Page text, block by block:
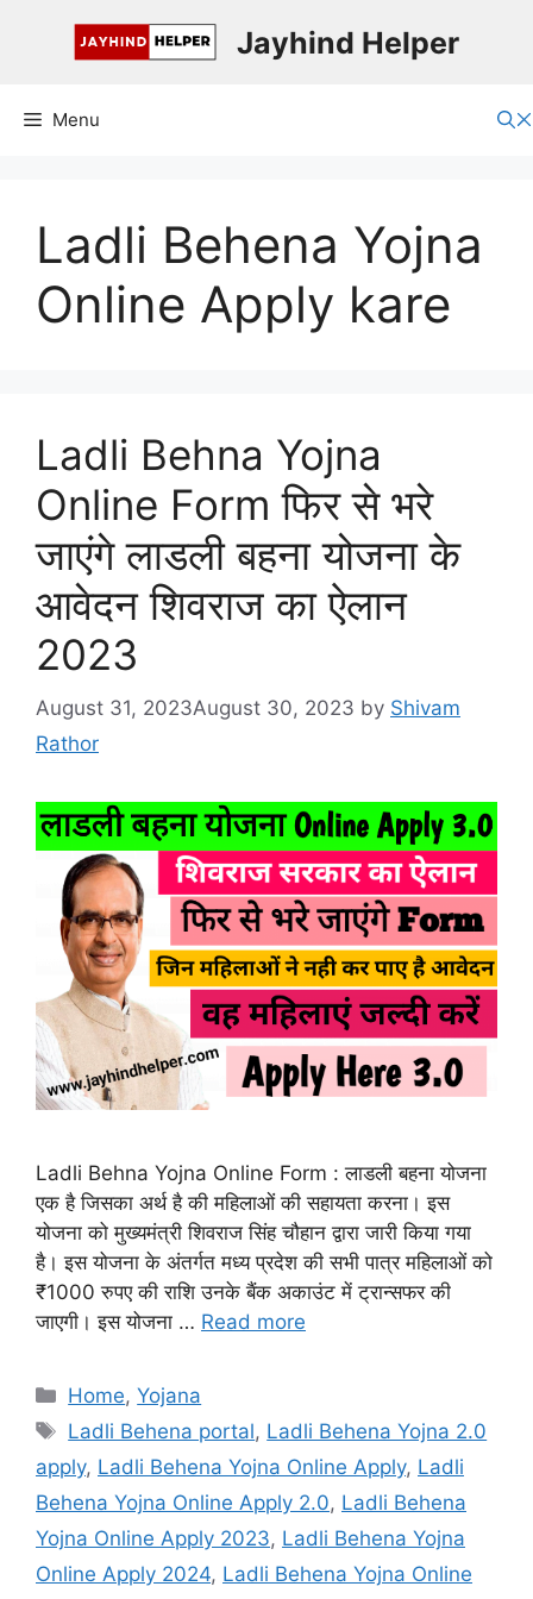
Jayhind Helper
Menu
Ladli Behena Yojna
Online Apply kare
Ladli Behna Yojna
Online Form फिर से भरे
जाएंगे लाडली बहना योजना के
आवेदन शिवराज का ऐलान
2023
August 31, 2023August 30, 2023 by Shivam
Rathor
Ladli Behna Yojna Online Form : लाडली बहना योजना
एक है जिसका अर्थ है की महिलाओं की सहायता करना। इस
योजना को मुख्यमंत्री शिवराज सिंह चौहान द्वारा जारी किया गया
है। इस योजना के अंतर्गत मध्य प्रदेश की सभी पात्र महिलाओं को
₹1000 रुपए की राशि उनके बैंक अकाउंट में ट्रान्सफर की
जाएगी। इस योजना … Read more
Categories
Home,Yojana
Tags
Ladli Behena portal, Ladli Behena Yojna 2.0
apply, Ladli Behena Yojna Online Apply, Ladli
Behena Yojna Online Apply 2.0, Ladli Behena
Yojna Online Apply 2023, Ladli Behena Yojna
Online Apply 2024, Ladli Behena Yojna Online